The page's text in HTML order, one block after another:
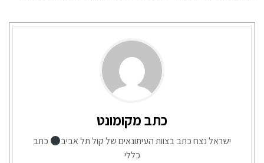
כתב מקומונט
ישראל נצח כתב בצוות העיתונאים של קול תל אביב
כתב
כללי